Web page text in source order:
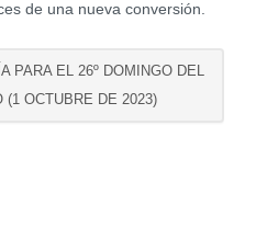
de una nueva conversión.
PARA EL 26º DOMINGO DEL
(1 OCTUBRE DE 2023)